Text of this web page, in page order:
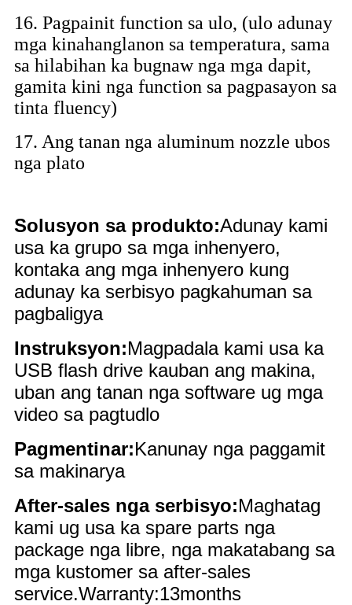
16. Pagpainit function sa ulo, (ulo adunay
mga kinahanglanon sa temperatura, sama
sa hilabihan ka bugnaw nga mga dapit,
gamita kini nga function sa pagpasayon ​​sa
tinta fluency)
17. Ang tanan nga aluminum nozzle ubos
nga plato
Solusyon sa produkto:Adunay kami
usa ka grupo sa mga inhenyero,
kontaka ang mga inhenyero kung
adunay ka serbisyo pagkahuman sa
pagbaligya
Instruksyon:Magpadala kami usa ka
USB flash drive kauban ang makina,
uban ang tanan nga software ug mga
video sa pagtudlo
Pagmentinar:Kanunay nga paggamit
sa makinarya
After-sales nga serbisyo:Maghatag
kami ug usa ka spare parts nga
package nga libre, nga makatabang sa
mga kustomer sa after-sales
service.Warranty:13months